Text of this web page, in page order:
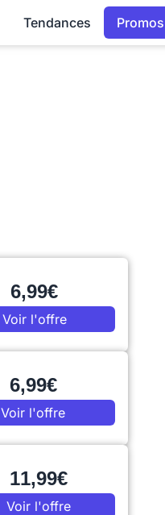
Tendances Promos
6,99€
Voir l'offre
6,99€
Voir l'offre
11,99€
Voir l'offre